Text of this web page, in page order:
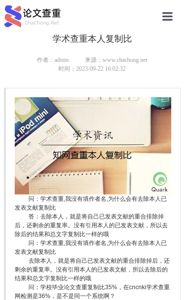
本科论文
硕士论文
博士论文
学术查重本人复制比
作者：admin
来源：www.chachong.net
时间：2023-09-22 16:02:32
问：学术查重,我没有填作者名,为什么会有去除本人已
发表文献复制比
答：去除本人，就是将自己已发表文献的重合排除掉
后，还剩余的重复率。没有引用本人的已发表文献，所以去
除后的结果和总文字复制比一样的哦
问：学术查重,我没有填作者名,为什么会有去除本人已
发表文献复制比
去除本人，就是将自己已发表文献的重合排除掉后，还
剩余的重复率。没有引用本人的已发表文献，所以去除后的
结果和总文字复制比一样的哦
问：学校毕业论文查重复制比35%，在cncnki学术查重
网检测是36%，是不是同一个系统啊？